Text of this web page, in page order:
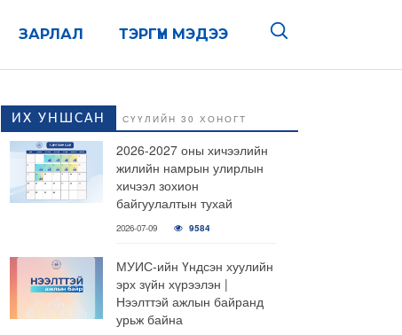
ТЭРГҮҮН МЭДЭЭ
ЗАРЛАЛ
ИХ УНШСАН СҮҮЛИЙН 30 ХОНОГТ
2026-2027 оны хичээлийн
жилийн намрын улирлын
хичээл зохион
байгуулалтын тухай
2026-07-09 9584
МУИС-ийн Үндсэн хуулийн
эрх зүйн хүрээлэн |
Нээлттэй ажлын байранд
урьж байна